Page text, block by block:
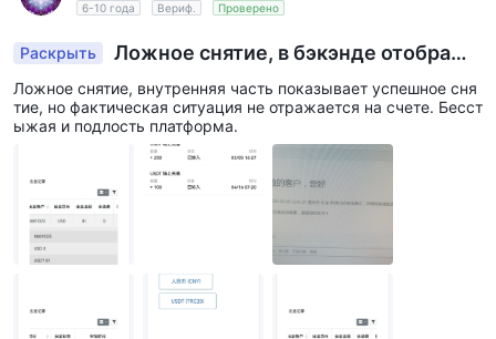
6-10 года Вериф. Проверено
Раскрыть
Ложное снятие, в бэкэнде отобража
ется успешное снятие, но фактическая сумма
не получена.
Ложное снятие, внутренняя часть показывает успешное сня
тие, но фактическая ситуация не отражается на счете. Бесст
ыжая и подлость платформа.